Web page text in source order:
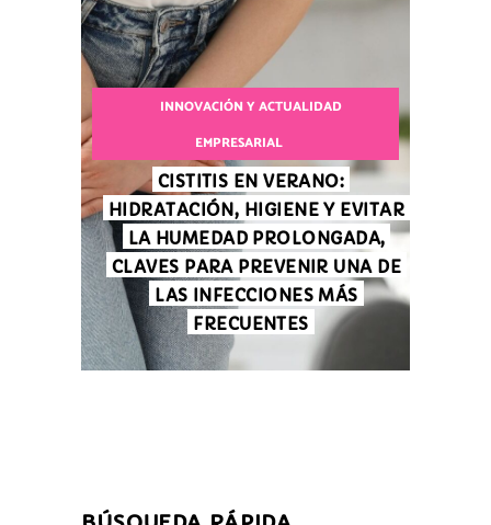
INNOVACIÓN Y ACTUALIDAD
EMPRESARIAL
CISTITIS EN VERANO:
HIDRATACIÓN, HIGIENE Y EVITAR
LA HUMEDAD PROLONGADA,
CLAVES PARA PREVENIR UNA DE
LAS INFECCIONES MÁS
FRECUENTES